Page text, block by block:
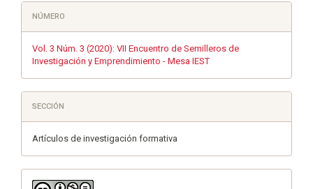
NÚMERO
Vol. 3 Núm. 3 (2020): VII Encuentro de Semilleros de
Investigación y Emprendimiento - Mesa IEST
SECCIÓN
Artículos de investigación formativa